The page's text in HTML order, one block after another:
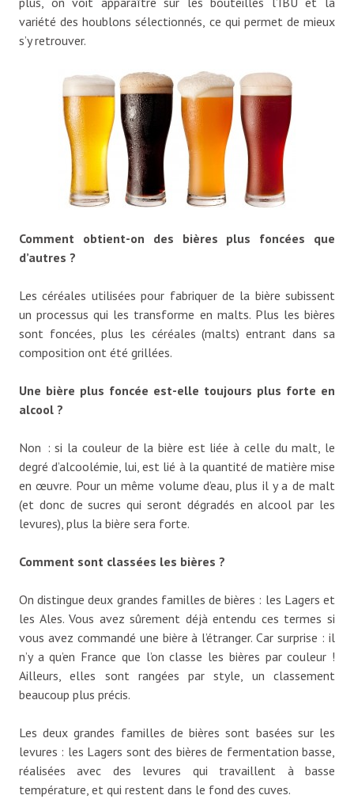
variété des houblons sélectionnés, ce qui permet de mieux
s’y retrouver.
Comment obtient-on des bières plus foncées que
d’autres ?
Les céréales utilisées pour fabriquer de la bière subissent
un processus qui les transforme en malts. Plus les bières
sont foncées, plus les céréales (malts) entrant dans sa
composition ont été grillées.
Une bière plus foncée est-elle toujours plus forte en
alcool ?
Non : si la couleur de la bière est liée à celle du malt, le
degré d’alcoolémie, lui, est lié à la quantité de matière mise
en œuvre. Pour un même volume d’eau, plus il y a de malt
(et donc de sucres qui seront dégradés en alcool par les
levures), plus la bière sera forte.
Comment sont classées les bières ?
On distingue deux grandes familles de bières : les Lagers et
les Ales. Vous avez sûrement déjà entendu ces termes si
vous avez commandé une bière à l’étranger. Car surprise : il
n’y a qu’en France que l’on classe les bières par couleur !
Ailleurs, elles sont rangées par style, un classement
beaucoup plus précis.
Les deux grandes familles de bières sont basées sur les
levures : les Lagers sont des bières de fermentation basse,
réalisées avec des levures qui travaillent à basse
température, et qui restent dans le fond des cuves.